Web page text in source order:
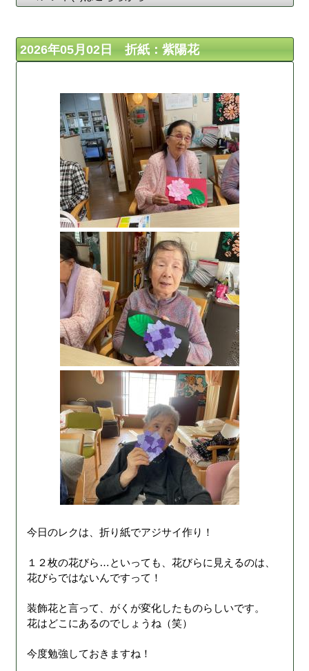
2026年05月02日 折紙：紫陽花
今日のレクは、折り紙でアジサイ作り！
１２枚の花びら…といっても、花びらに見えるのは、
花びらではないんですって！
装飾花と言って、がくが変化したものらしいです。
花はどこにあるのでしょうね（笑）
今度勉強しておきますね！